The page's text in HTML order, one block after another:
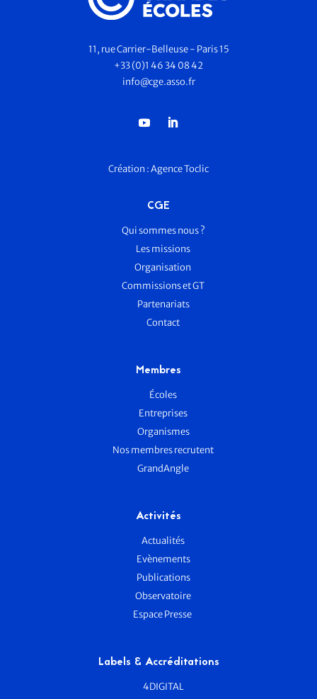
11, rue Carrier-Belleuse - Paris 15
+33 (0)1 46 34 08 42
info@cge.asso.fr
Création :Agence Toclic
CGE
Qui sommes nous ?
Les missions
Organisation
Commissions et GT
Partenariats
Contact
Membres
Écoles
Entreprises
Organismes
Nos membres recrutent
GrandAngle
Activités
Actualités
Evènements
Publications
Observatoire
Espace Presse
Labels & Accréditations
4DIGITAL